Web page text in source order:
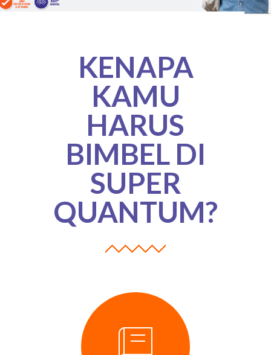
KENAPA
KAMU
HARUS
BIMBEL DI
SUPER
QUANTUM?